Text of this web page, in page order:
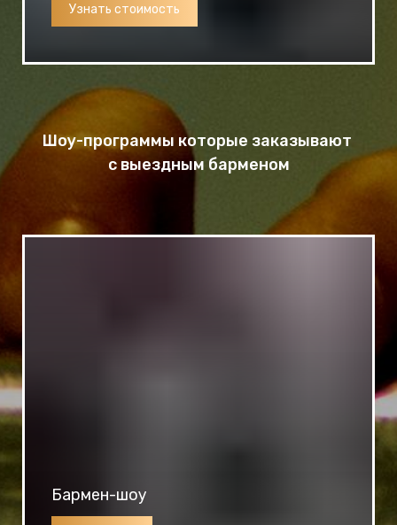
Узнать стоимость
Шоу-программы которые заказывают
с выездным барменом
Бармен-шоу